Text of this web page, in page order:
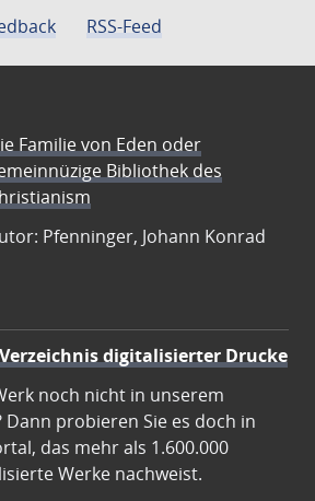
RSS-Feed
Familie von Eden oder
Bibliothek des
Pfenninger, Johann Konrad
digitalisierter Drucke
noch nicht in unserem
Dann probieren Sie es doch in
das mehr als 1.600.000
Werke nachweist.